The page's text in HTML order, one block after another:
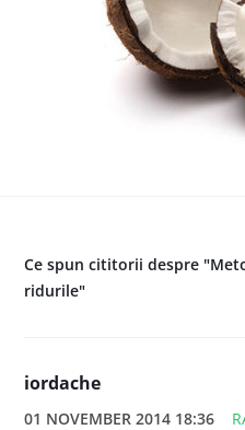
Ce spun cititorii despre
ridurile"
iordache
01 NOVEMBER 2014 18:36